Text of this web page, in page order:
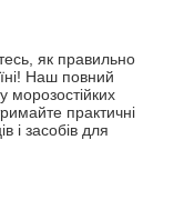
як правильно
Наш повний
морозостійких
практичні
і засобів для